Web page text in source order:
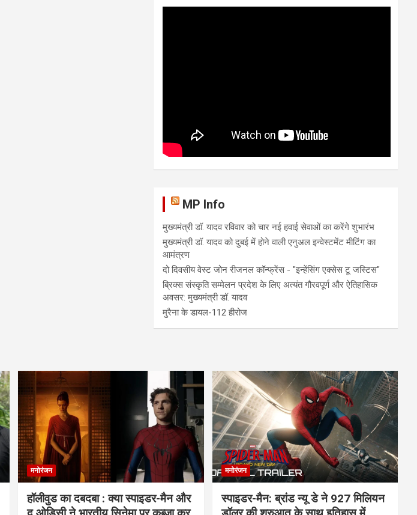
MP Info
मुख्यमंत्री डॉ. यादव रविवार को चार नई हवाई सेवाओं का करेंगे शुभारंभ
मुख्यमंत्री डॉ. यादव को दुबई में होने वाली एनुअल इन्वेस्टमेंट मीटिंग का
आमंत्रण
दो दिवसीय वेस्ट जोन रीजनल कॉन्फ्रेंस - "इन्हेंसिंग एक्सेस टू जस्टिस"
ब्रिक्स संस्कृति सम्मेलन प्रदेश के लिए अत्यंत गौरवपूर्ण और ऐतिहासिक
अवसर: मुख्यमंत्री डॉ. यादव
मुरैना के डायल-112 हीरोज
मनोरंजन
हॉलीवुड का दबदबा : क्या स्पाइडर-मैन और
मनोरंजन
स्पाइडर-मैन: ब्रांड न्यू डे ने 927 मिलियन